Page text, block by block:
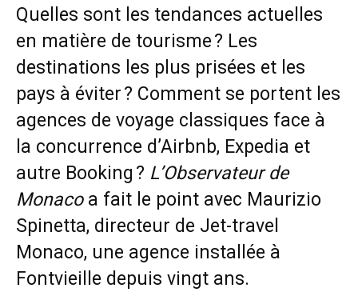
Quelles sont les tendances actuelles
en matière de tourisme ? Les
destinations les plus prisées et les
pays à éviter ? Comment se portent les
agences de voyage classiques face à
la concurrence d’Airbnb, Expedia et
autre Booking ? L’Observateur de
Monacoa fait le point avec Maurizio
Spinetta, directeur de Jet-travel
Monaco, une agence installée à
Fontvieille depuis vingt ans.